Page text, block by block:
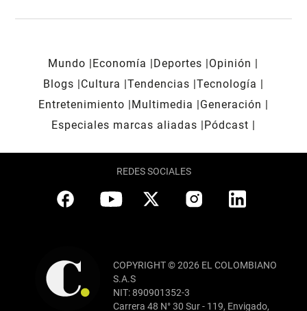
Mundo Economía Deportes
Opinión
Blogs
Cultura Tendencias Tecnología
Entretenimiento
Multimedia
Generación
Especiales marcas aliadas
Pódcast
REDES SOCIALES
COPYRIGHT © 2026 EL COLOMBIANO
S.A.S
NIT: 890901352-3
Carrera 48 N° 30 Sur - 119, Envigado,